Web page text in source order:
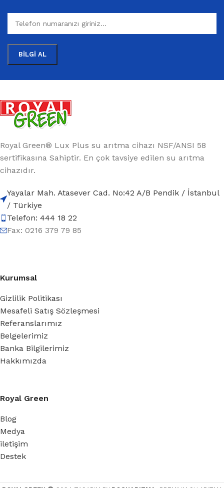
Royal Green® Lux Plus su arıtma cihazı NSF/ANSI 58
sertifikasına Sahiptir. En çok tavsiye edilen su arıtma
cihazıdır.
Yayalar Mah. Atasever Cad. No:42 A/B Pendik / İstanbul
/ Türkiye
Telefon: 444 18 22
Fax: 0216 379 79 85
Kurumsal
Gizlilik Politikası
Mesafeli Satış Sözleşmesi
Referanslarımız
Belgelerimiz
Banka Bilgilerimiz
Hakkımızda
Royal Green
Blog
Medya
iletişim
Destek